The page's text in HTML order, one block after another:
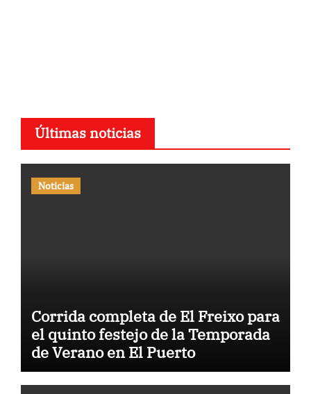
Últimas noticias
Noticias
Corrida completa de El Freixo para
el quinto festejo de la Temporada
de Verano en El Puerto